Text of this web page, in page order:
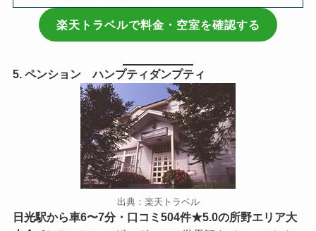
楽天トラベルで料金・空室を確認する
5. ペンション ハンプティダンプティ
出典：楽天トラベル
日光駅から車6〜7分・口コミ504件★5.0の所野エリア大